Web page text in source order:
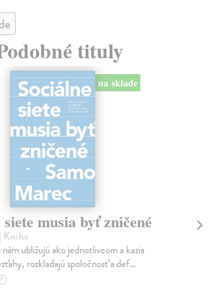
tituly
na sklade
musia byť zničené
| Kniha
ubližujú ako jednotlivcom a kazia
rozkladajú spoločnosť a def...